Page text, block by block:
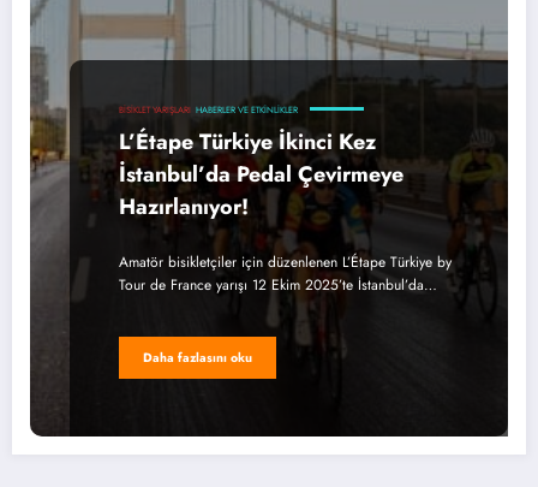
BISIKLET YARIŞLARI HABERLER VE ETKINLIKLER
L’Étape Türkiye İkinci Kez
İstanbul’da Pedal Çevirmeye
Hazırlanıyor!
Amatör bisikletçiler için düzenlenen L’Étape Türkiye by
Tour de France yarışı 12 Ekim 2025’te İstanbul’da…
Daha fazlasını oku